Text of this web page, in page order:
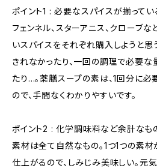
ポイント1 : 必要なスパイスが揃ってい
フェンネル、スターアニス、クローブ
いスパイスをそれぞれ購入しようと思
きれなかったり、一回の調理で必要な
たり…。薬膳スープの素は、1回分に必
ので、手間なくわかりやすいです。
ポイント2 : 化学調味料など余計なも
素材は全て自然なもの。1つ1つの素
仕上がるので、しみじみ美味しい。元